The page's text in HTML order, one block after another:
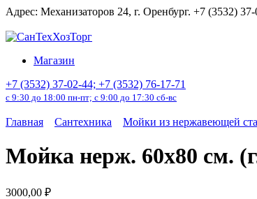
Перейти
содержанию
Адрес: Механизаторов 24, г. Оренбург. +7 (3532)
Магазин
+7 (3532) 37-02-44; +7 (3532) 76-17-71
с 9:30 до 18:00 пн-пт; с 9:00 до 17:30 сб-вс
Главная Сантехника Мойки из нержавеющей
Мойка нерж. 60х80 см.
3000,00 ₽